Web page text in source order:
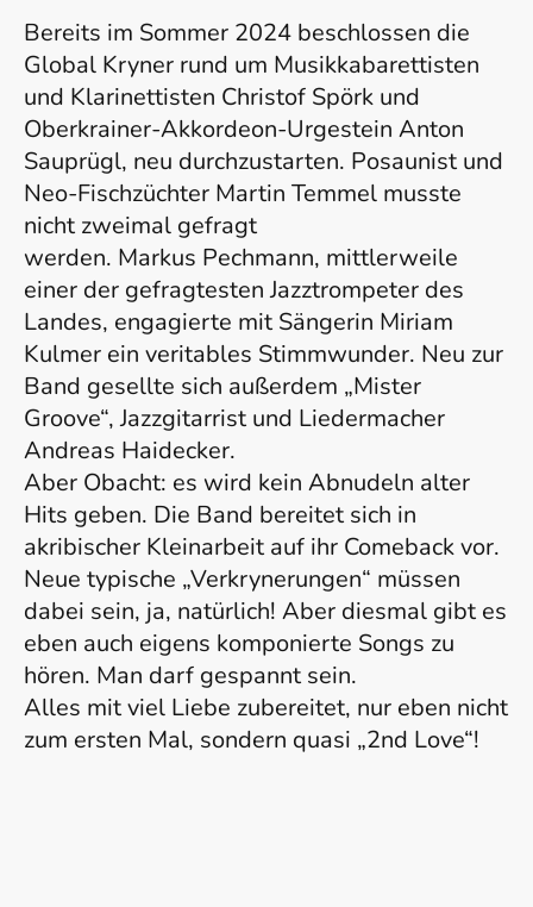
Bereits im Sommer 2024 beschlossen die
Global Kryner rund um Musikkabarettisten
und Klarinettisten Christof Spörk und
Oberkrainer-Akkordeon-Urgestein Anton
Sauprügl, neu durchzustarten. Posaunist und
Neo-Fischzüchter Martin Temmel musste
nicht zweimal gefragt
werden. Markus Pechmann, mittlerweile
einer der gefragtesten Jazztrompeter des
Landes, engagierte mit Sängerin Miriam
Kulmer ein veritables Stimmwunder. Neu zur
Band gesellte sich außerdem „Mister
Groove“, Jazzgitarrist und Liedermacher
Andreas Haidecker.
Aber Obacht: es wird kein Abnudeln alter
Hits geben. Die Band bereitet sich in
akribischer Kleinarbeit auf ihr Comeback vor.
Neue typische „Verkrynerungen“ müssen
dabei sein, ja, natürlich! Aber diesmal gibt es
eben auch eigens komponierte Songs zu
hören. Man darf gespannt sein.
Alles mit viel Liebe zubereitet, nur eben nicht
zum ersten Mal, sondern quasi „2nd Love“!